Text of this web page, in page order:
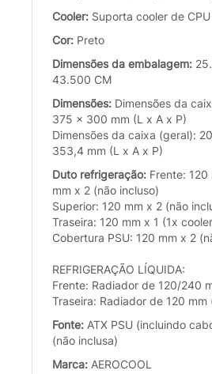
Cooler: Suporta cooler de
Cor: Preto
Dimensões da embalagem:
43.500 CM
Dimensões: Dimensões da
375 x 300 mm (L x A x P)
Dimensões da caixa (geral):
353,4 mm (L x A x P)
Duto refrigeração: Frente: 120
mm x 2 (não incluso)
Superior: 120 mm x 2 (não
Traseira: 120 mm x 1 (1x
Cobertura PSU: 120 mm x 2
REFRIGERAÇÃO LÍQUIDA:
Frente: Radiador de 120/240
Traseira: Radiador de 120 mm
Fonte: ATX PSU (incluindo
(não inclusa)
Marca: AEROCOOL